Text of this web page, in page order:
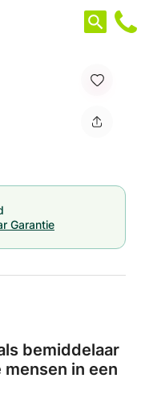
Garantie
bemiddelaar
in een